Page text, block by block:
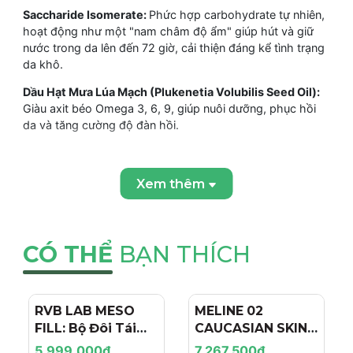
Saccharide Isomerate: Phức hợp carbohydrate tự nhiên,
hoạt động như một "nam châm độ ẩm" giúp hút và giữ
nước trong da lên đến 72 giờ, cải thiện đáng kể tình trạng
da khô.
Dầu Hạt Mưa Lúa Mạch (Plukenetia Volubilis Seed Oil):
Giàu axit béo Omega 3, 6, 9, giúp nuôi dưỡng, phục hồi
da và tăng cường độ đàn hồi.
làm dịu da, giúp giảm tình trạng mất nước xuyên biểu bì.
Biosaccharide Gum-4:Tạo thành một lớp màng bảo vệ
Glycerin:
Chất hút ẩm quen thuộc, giúp kéo nước từ
không khí vào da, duy trì độ ẩm cần thiết.
Tocopherol (Vitamin E):
Chất chống oxy hóa mạnh mẽ,
bảo vệ da khỏi tác hại của gốc tự do và cải thiện sức
khỏe tổng thể của da.
Xem thêm
CÓ THỂ BẠN THÍCH
- 4%
RVB LAB MESO
FILL: Bộ Đôi Tái
Tạo & Nâng Cơ
MELINE 02
CAUCASIAN SKIN
DAY/NIGHT / BỘ